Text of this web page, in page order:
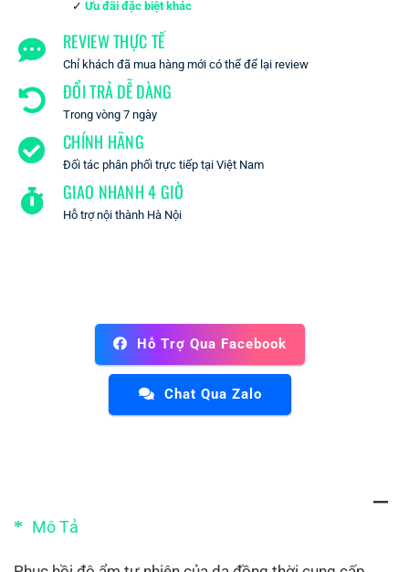
Ưu đãi đặc biệt khác
REVIEW THỰC TẾ
Chỉ khách đã mua hàng mới có thể để lại review
ĐỔI TRẢ DỄ DÀNG
Trong vòng 7 ngày
CHÍNH HÃNG
Đối tác phân phối trực tiếp tại Việt Nam
GIAO NHANH 4 GIỜ
Hỗ trợ nội thành Hà Nội
Hỗ Trợ Qua Facebook
Chat Qua Zalo
Mô Tả